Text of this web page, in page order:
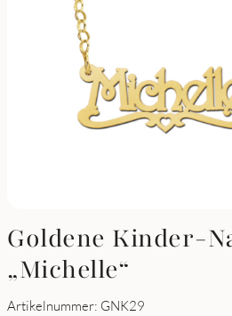
Goldene Kinder-
„Michelle“
Artikelnummer: GNK29